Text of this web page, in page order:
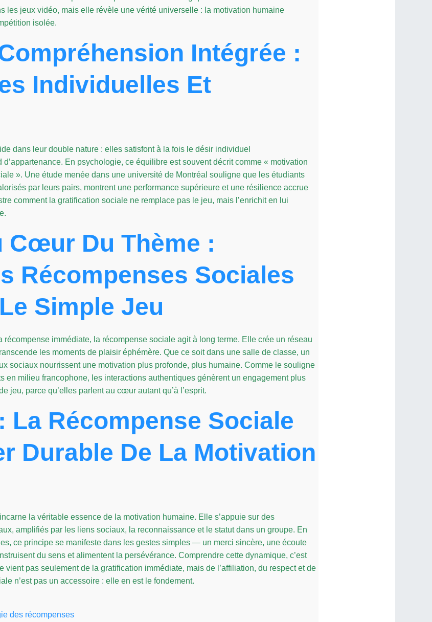
les jeux vidéo, mais elle révèle une vérité universelle : la motivation humaine
isolée.
Intégrée :
Individuelles Et
dans leur double nature : elles satisfont à la fois le désir individuel
En psychologie, ce équilibre est souvent décrit comme « motivation
». Une étude menée dans une université de Montréal souligne que les étudiants
par leurs pairs, montrent une performance supérieure et une résilience accrue
comment la gratification sociale ne remplace pas le jeu, mais l’enrichit en lui
Cœur Du Thème :
Récompenses Sociales
Simple Jeu
immédiate, la récompense sociale agit à long terme. Elle crée un réseau
les moments de plaisir éphémère. Que ce soit dans une salle de classe, un
sociaux nourrissent une motivation plus profonde, plus humaine. Comme le souligne
en milieu francophone, les interactions authentiques génèrent un engagement plus
jeu, parce qu’elles parlent au cœur autant qu’à l’esprit.
La Récompense Sociale
Durable De La Motivation
la véritable essence de la motivation humaine. Elle s’appuie sur des
amplifiés par les liens sociaux, la reconnaissance et le statut dans un groupe. En
ce principe se manifeste dans les gestes simples — un merci sincère, une écoute
du sens et alimentent la persévérance. Comprendre cette dynamique, c’est
vient pas seulement de la gratification immédiate, mais de l’affiliation, du respect et de
n’est pas un accessoire : elle en est le fondement.
des récompenses